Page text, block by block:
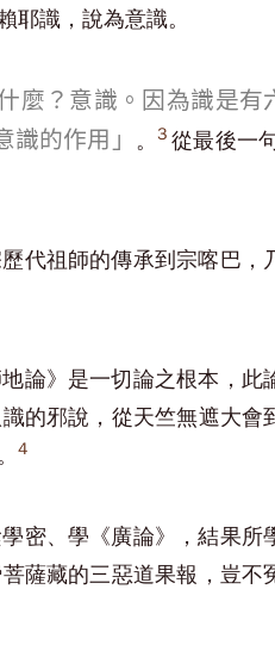
識，說為意識。
什麼？意識。因為識是
的作用」 。3從最後一
代祖師的傳承到宗喀巴
論》是一切論之根本，
的邪說，從天竺無遮大
4
密、學《廣論》，結果所
薩藏的三惡道果報，豈